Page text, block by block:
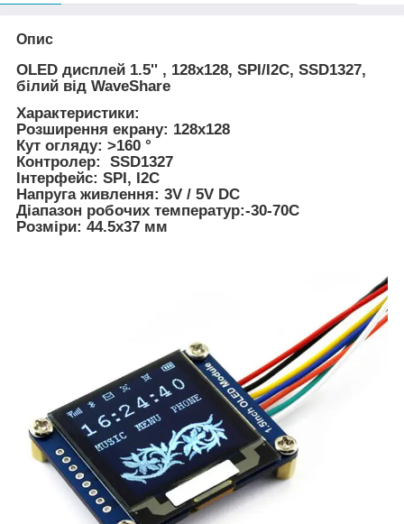
Опис
OLED дисплей 1.5'' , 128x128, SPI/I2C, SSD1327,
білий від WaveShare
Характеристики:
Розширення екрану: 128x128
Кут огляду: >160 °
Контролер: SSD1327
Інтерфейс: SPI, I2C
Напруга живлення: 3V / 5V DC
Діапазон робочих температур:-30-70С
Розміри: 44.5x37 мм